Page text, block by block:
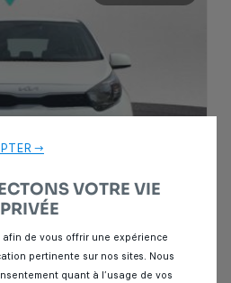
12 mois
→
VOTRE VIE
PRIVÉE
de vous offrir une expérience
pertinente sur nos sites. Nous
quant à l’usage de vos